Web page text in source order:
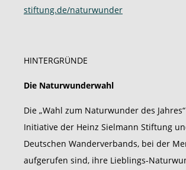
stiftung.de/naturwunder
HINTERGRÜNDE
Die Naturwunderwahl
Die „Wahl zum Naturwunder des
Initiative der Heinz Sielmann Stiftung
Deutschen Wanderverbands, bei der
aufgerufen sind, ihre Lieblings-